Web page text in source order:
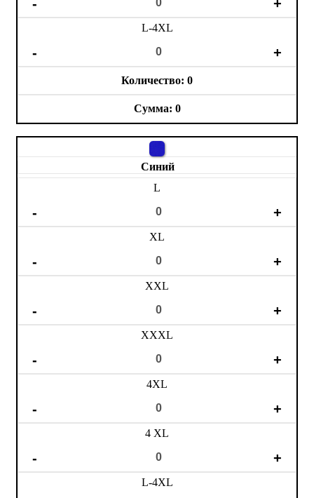
L-4XL
0
0
Синий
L-4XL
XXXL
XL
L
4XL
XXL
4 XL